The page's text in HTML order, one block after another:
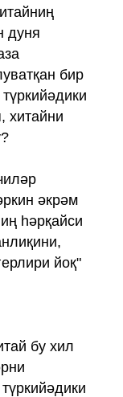
дуня
бир
хитайни
әкрәм
һәрқайси
йоқ"
бу хил